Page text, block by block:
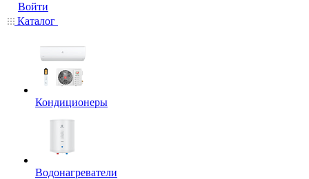
Войти
Каталог
Кондиционеры
Водонагреватели